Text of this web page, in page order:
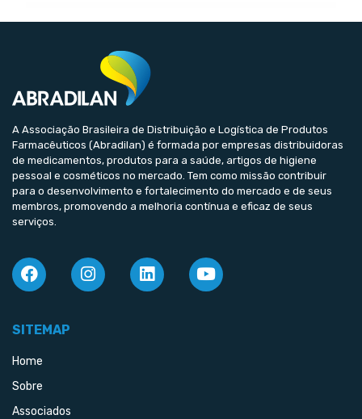
A Associação Brasileira de Distribuição e Logística de Produtos
Farmacêuticos (Abradilan) é formada por empresas distribuidoras
de medicamentos, produtos para a saúde, artigos de higiene
pessoal e cosméticos no mercado. Tem como missão contribuir
para o desenvolvimento e fortalecimento do mercado e de seus
membros, promovendo a melhoria contínua e eficaz de seus
serviços.
SITEMAP
Home
Sobre
Associados